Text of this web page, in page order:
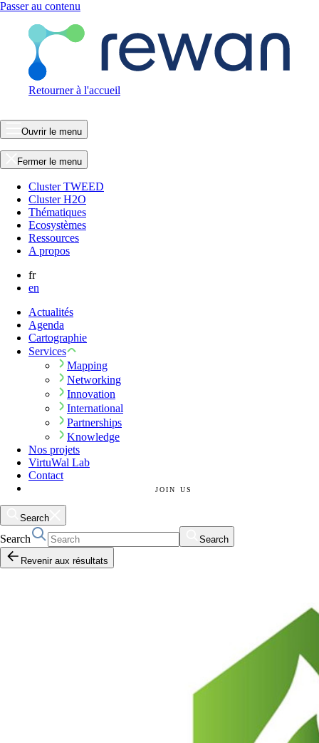
Passer au contenu
Retourner à l'accueil
Ouvrir le menu
Fermer le menu
Cluster TWEED
Cluster H2O
Thématiques
Ecosystèmes
Ressources
A propos
fr
en
Actualités
Agenda
Cartographie
Services
Mapping
Networking
Innovation
International
Partnerships
Knowledge
Nos projets
VirtuWal Lab
Contact
JOIN US
Search
Search
Search
Revenir aux résultats